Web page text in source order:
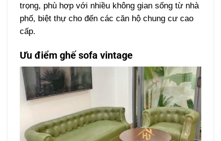
trọng, phù hợp với nhiều không gian sống từ nhà
phố, biệt thự cho đến các căn hộ chung cư cao
cấp.
Ưu điểm ghế sofa vintage